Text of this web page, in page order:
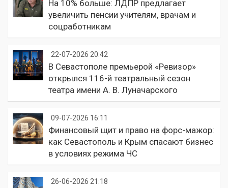
На 10% больше: ЛДПР предлагает
увеличить пенсии учителям, врачам и
соцработникам
22-07-2026 20:42
В Севастополе премьерой «Ревизор»
открылся 116-й театральный сезон
театра имени А. В. Луначарского
09-07-2026 16:11
Финансовый щит и право на форс-мажор:
как Севастополь и Крым спасают бизнес
в условиях режима ЧС
26-06-2026 21:18